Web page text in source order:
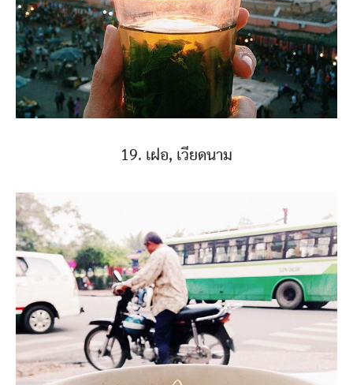
19. เฝอ, เวียดนาม